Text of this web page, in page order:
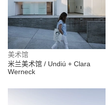
美术馆
米兰美术馆 / Undiú + Clara
Werneck